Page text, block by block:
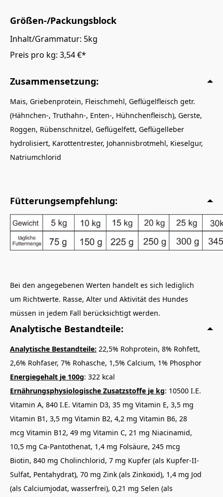
Größen-/Packungsblock
Inhalt/Grammatur: 5kg
Preis pro kg: 3,54 €*
Zusammensetzung:
Mais, Griebenprotein, Fleischmehl, Geflügelfleisch getr.
(Hähnchen-, Truthahn-, Enten-, Hühnchenfleisch), Gerste,
Roggen, Rübenschnitzel, Geflügelfett, Geflügelleber
hydrolisiert, Karottentrester, Johannisbrotmehl, Kieselgur,
Natriumchlorid
Fütterungsempfehlung:
Bei den angegebenen Werten handelt es sich lediglich
um Richtwerte. Rasse, Alter und Aktivität des Hundes
müssen in jedem Fall berücksichtigt werden.
Analytische Bestandteile:
Analytische Bestandteile: 22,5% Rohprotein, 8% Rohfett,
2,6% Rohfaser, 7% Rohasche, 1,5% Calcium, 1% Phosphor
Energiegehalt je 100g: 322 kcal
Ernährungsphysiologische Zusatzstoffe je kg: 10500 I.E.
Vitamin A, 840 I.E. Vitamin D3, 35 mg Vitamin E, 3,5 mg
Vitamin B1, 3,5 mg Vitamin B2, 4,2 mg Vitamin B6, 28
mcg Vitamin B12, 49 mg Vitamin C, 21 mg Niacinamid,
10,5 mg Ca-Pantothenat, 1,4 mg Folsäure, 245 mcg
Biotin, 840 mg Cholinchlorid, 7 mg Kupfer (als Kupfer-II-
Sulfat, Pentahydrat), 70 mg Zink (als Zinkoxid), 1,4 mg Jod
(als Calciumjodat, wasserfrei), 0,21 mg Selen (als